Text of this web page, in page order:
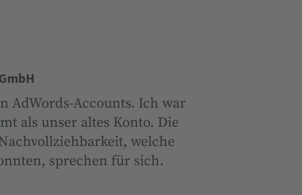
AdWords-Accounts. Ich war
als unser altes Konto. Die
welche
sprechen für sich.